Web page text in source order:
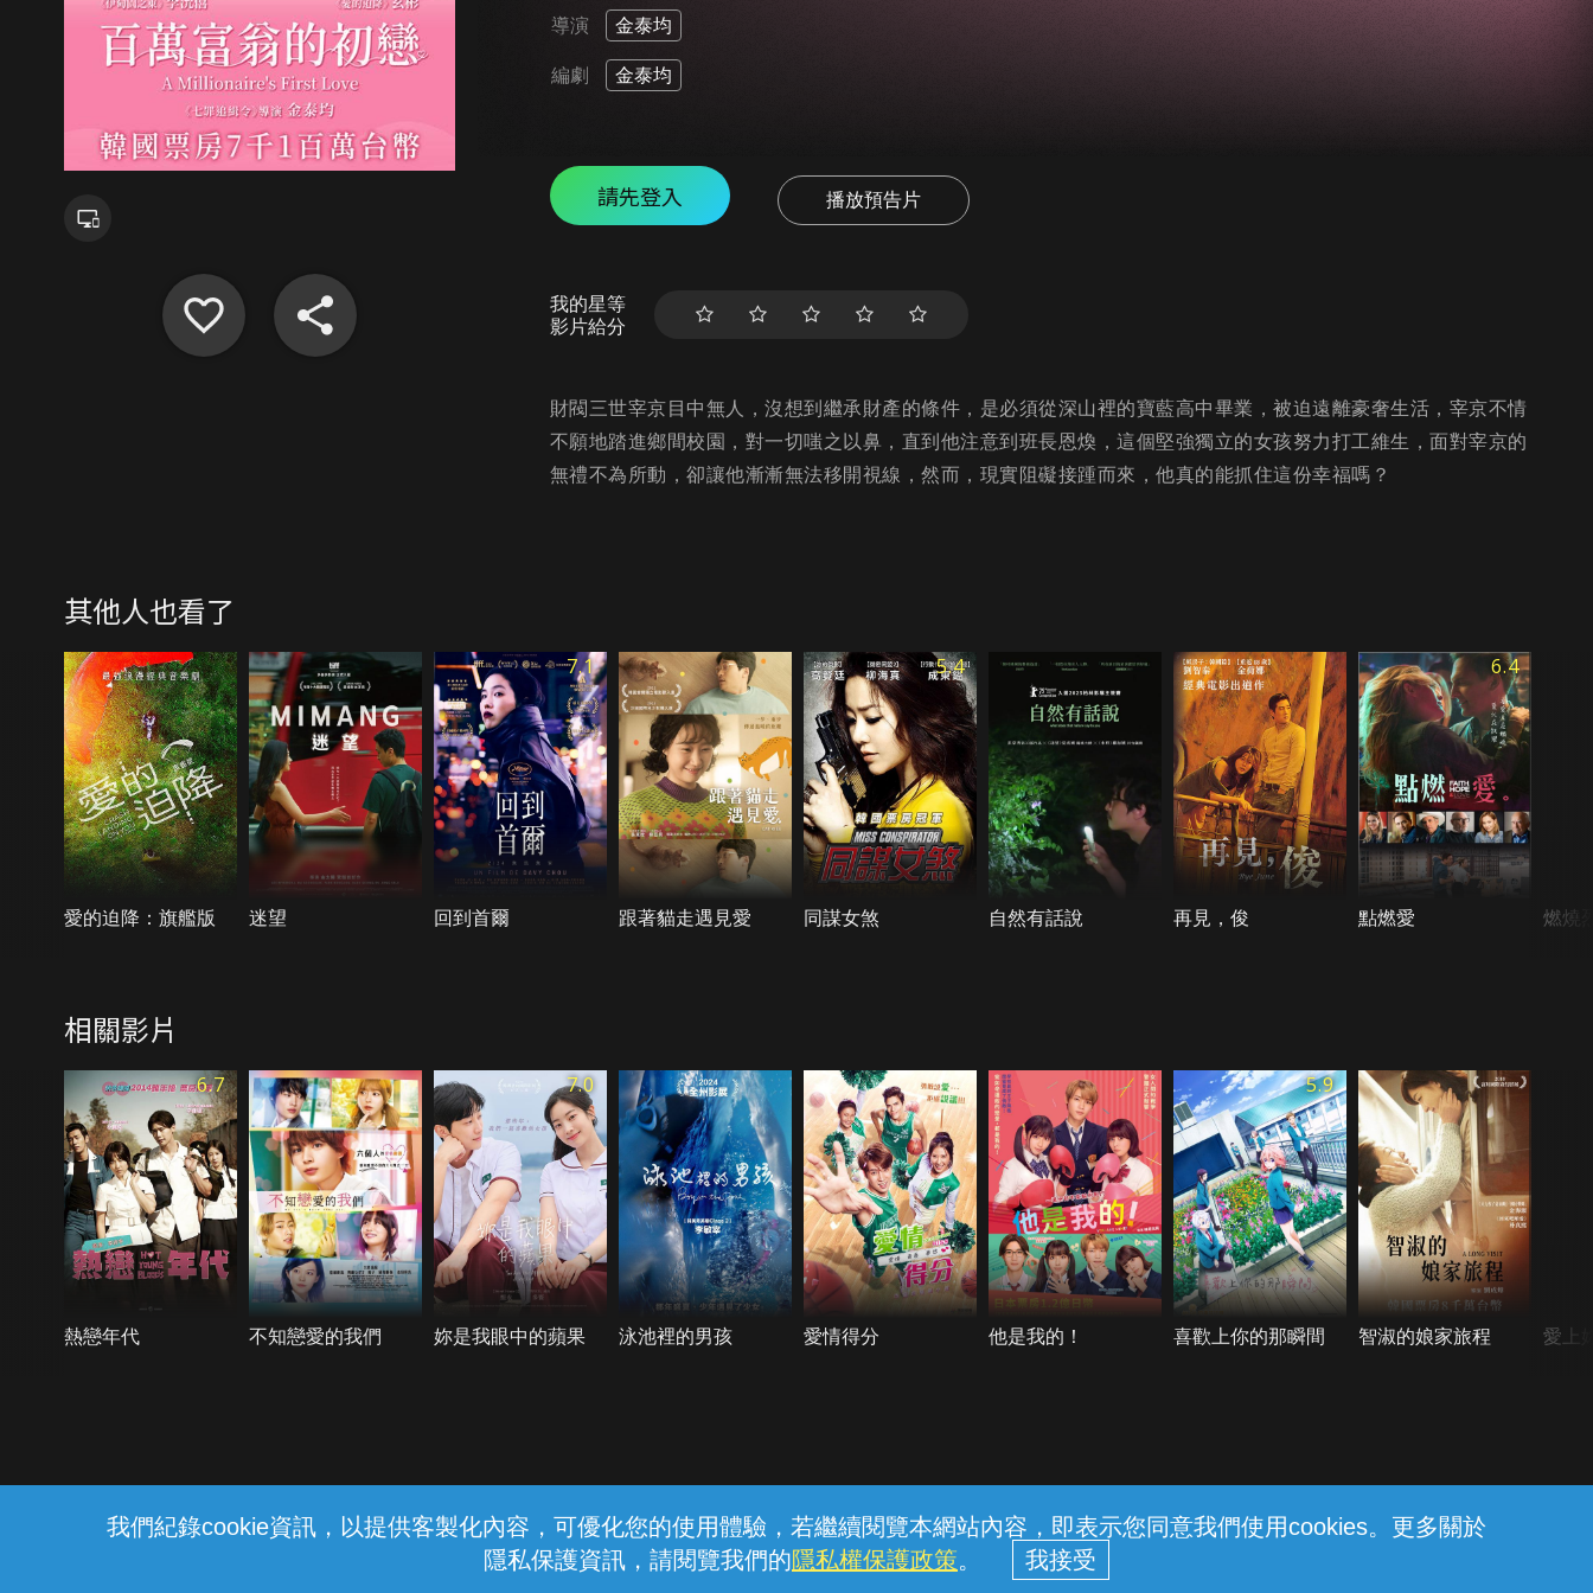
我們紀錄cookie資訊，以提供客製化內容，可優化您的使用體驗，若繼續閱覽本網站內容，即表示您同意我們使用cookies。更多關於
隱私保護資訊，請閱覽我們的隱私權保護政策。
導演 金泰均
編劇 金泰均
請先登入 播放預告片
我的星等
影片給分
財閥三世宰京目中無人，沒想到繼承財產的條件，是必須從深山裡的寶藍高中畢業，被迫遠離豪奢生活，宰京不情
不願地踏進鄉間校園，對一切嗤之以鼻，直到他注意到班長恩煥，這個堅強獨立的女孩努力打工維生，面對宰京的
無禮不為所動，卻讓他漸漸無法移開視線，然而，現實阻礙接踵而來，他真的能抓住這份幸福嗎？
其他人也看了
愛的迫降：旗艦版 迷望
7.1
回到首爾 跟著貓走遇見愛
5.4
同謀女煞 自然有話說 再見，俊
6.4
點燃愛 燃燒
相關影片
6.7
熱戀年代 不知戀愛的我們
7.0
妳是我眼中的蘋果 泳池裡的男孩 愛情得分 他是我的！
5.9
喜歡上你的那瞬間 智淑的娘家旅程 愛上
線上客服 服務條款 隱私權保護
中華電信股份有限公司個人家庭分公司 (統一編號：96979949) © 2026